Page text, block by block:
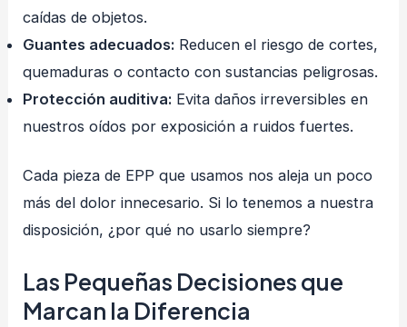
caídas de objetos.
Guantes adecuados: Reducen el riesgo de cortes,
quemaduras o contacto con sustancias peligrosas.
Protección auditiva: Evita daños irreversibles en
nuestros oídos por exposición a ruidos fuertes.
Cada pieza de EPP que usamos nos aleja un poco
más del dolor innecesario. Si lo tenemos a nuestra
disposición, ¿por qué no usarlo siempre?
Las Pequeñas Decisiones que
Marcan la Diferencia